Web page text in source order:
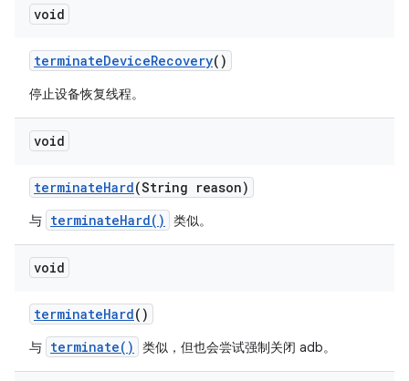
void
terminateDeviceRecovery()
停止设备恢复线程。
void
terminateHard(String reason)
与 terminateHard() 类似。
void
terminateHard()
与 terminate() 类似，但也会尝试强制关闭 adb。